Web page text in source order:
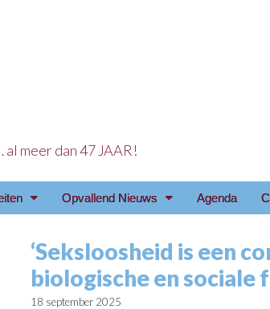
Vereniging
meer dan 47 JAAR!
Opvallend Nieuws Agenda
‘Seksloosheid is een
biologische en sociale
18 september 2025